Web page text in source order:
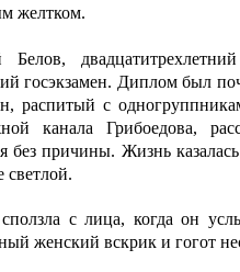
желтком.
Белов,
госэкзамен. Диплом был
распитый с
канала Грибоедова,
без причины. Жизнь
светлой.
с лица, когда он
женский вскрик и гогот